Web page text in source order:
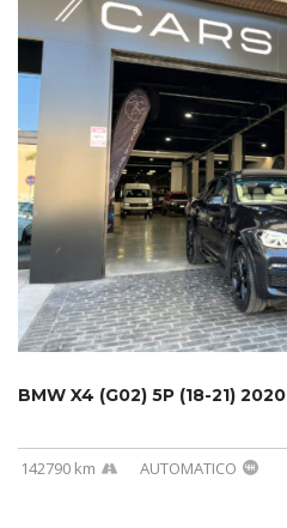
BMW X4 (G02) 5P (18-21) 2020
142790 km AUTOMATICO